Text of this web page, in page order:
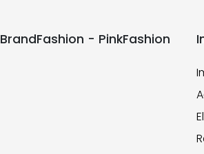
BrandFashion - PinkFashion